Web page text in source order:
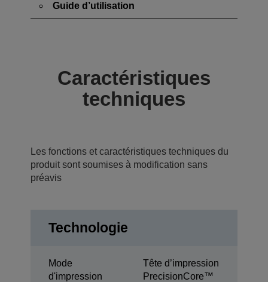
Guide d’utilisation
Caractéristiques
techniques
Les fonctions et caractéristiques techniques du
produit sont soumises à modification sans
préavis
Technologie
Mode
d'impression
Tête d’impression
PrecisionCore™